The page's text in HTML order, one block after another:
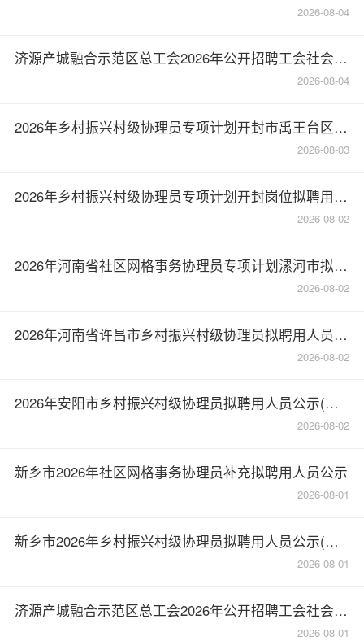
2026-08-04
济源产城融合示范区总工会2026年公开招聘工会社会工作者考察公告
2026-08-04
2026年乡村振兴村级协理员专项计划开封市禹王台区拟聘用公示
2026-08-03
2026年乡村振兴村级协理员专项计划开封岗位拟聘用人员公示(二)
2026-08-02
2026年河南省社区网格事务协理员专项计划漯河市拟聘用人员公示(第二批)
2026-08-02
2026年河南省许昌市乡村振兴村级协理员拟聘用人员名单公示(第二批)
2026-08-02
2026年安阳市乡村振兴村级协理员拟聘用人员公示(第二批)
2026-08-02
新乡市2026年社区网格事务协理员补充拟聘用人员公示
2026-08-01
新乡市2026年乡村振兴村级协理员拟聘用人员公示(第二批)
2026-08-01
济源产城融合示范区总工会2026年公开招聘工会社会工作者体检公告
2026-08-01